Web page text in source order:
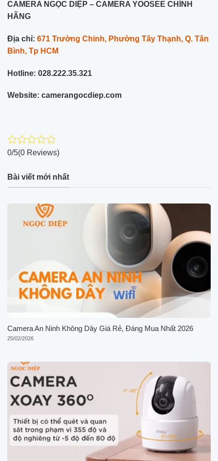
CAMERA NGỌC DIỆP – CAMERA YOOSEE CHÍNH
HÃNG
Địa chỉ: 671 Trường Chinh, Phường Tây Thạnh, Q. Tân
Bình, Tp HCM
Hotline: 028.222.35.321
Website: camerangocdiep.com
0/5(0 Reviews)
Bài viết mới nhất
Camera An Ninh Không Dây Giá Rẻ, Đáng Mua Nhất 2026
25/02/2026